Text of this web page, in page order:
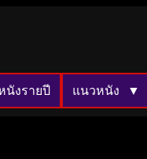
นังรายปี แนวหนัง